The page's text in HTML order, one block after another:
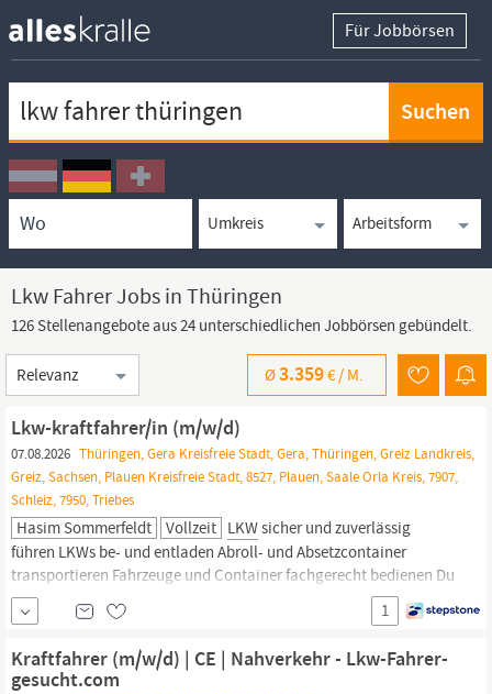
Für Jobbörsen
Ortssuche
Umkreissuche
Arbeitsform
Lkw Fahrer Jobs in Thüringen
126 Stellenangebote aus 24 unterschiedlichen Jobbörsen gebündelt.
Sortierung
Ø3.359€ / M.
Lkw-kraftfahrer/in (m/w/d)
07.08.2026 Thüringen, Gera Kreisfreie Stadt, Gera, Thüringen, Greiz Landkreis,
Greiz, Sachsen, Plauen Kreisfreie Stadt, 8527, Plauen, Saale Orla Kreis, 7907,
Schleiz, 7950, Triebes
Hasim Sommerfeldt Vollzeit LKWsicher und zuverlässig
führen LKWs be- und entladen Abroll- und Absetzcontainer
transportieren Fahrzeuge und Container fachgerecht bedienen Du
bringst die Führerscheinklasse CE sowie eine gültige
Fahrerkarte
mit Deine selbstständige Arbeitsweise und Deine Fähigkeit, im
Team zu agieren, zeichnen Dich aus Zuverlässigkeit,
1
Kraftfahrer (m/w/d) | CE | Nahverkehr - Lkw-Fahrer-
gesucht.com